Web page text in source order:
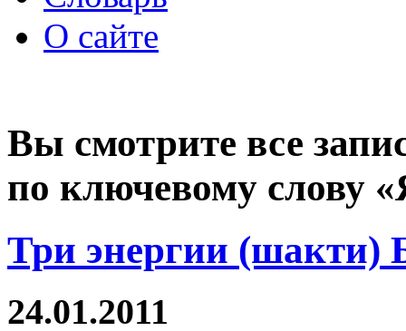
О сайте
Вы смотрите все
по ключевому слову
Три энергии (шакти)
24.01.2011